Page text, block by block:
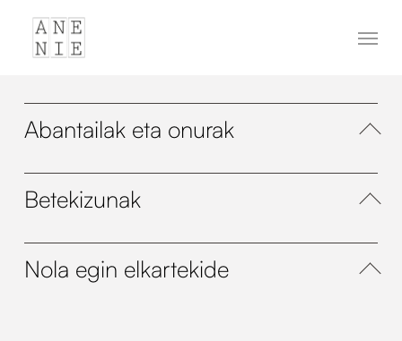
Menu
Abantailak eta onurak
Betekizunak
Nola egin elkartekide